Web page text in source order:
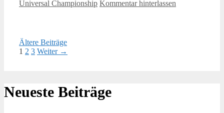
Universal Championship Kommentar hinterlassen
Ältere Beiträge
Seite
1 Seite
2 Seite
3 Weiter →
Neueste Beiträge